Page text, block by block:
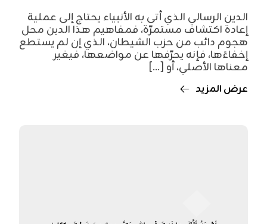
الدين الرسالي الذي أتى به الأنبياء يحتاج إلى عملية
إعادة اكتشاف مستمرّة، فمفاهيم هذا الدين محل
هجوم دائب من حزب الشيطان، الذي إن لم يستطع
إخفاءَها، فإنه يحرّفها عن مواضعها، فيغير
معناها الأصلي، أو [...]
عرض المزيد